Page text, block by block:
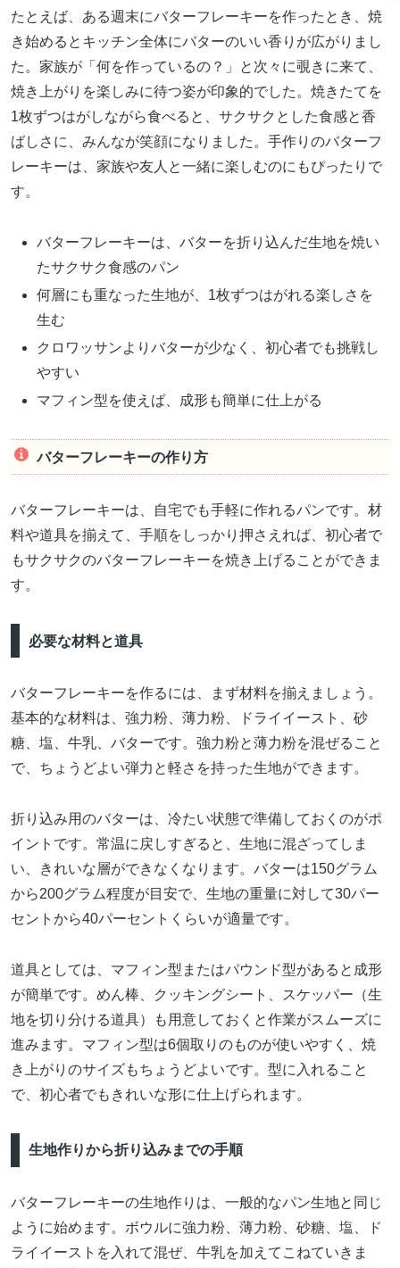
たとえば、ある週末にバターフレーキーを作ったとき、焼
き始めるとキッチン全体にバターのいい香りが広がりまし
た。家族が「何を作っているの？」と次々に覗きに来て、
焼き上がりを楽しみに待つ姿が印象的でした。焼きたてを
1枚ずつはがしながら食べると、サクサクとした食感と香
ばしさに、みんなが笑顔になりました。手作りのバターフ
レーキーは、家族や友人と一緒に楽しむのにもぴったりで
す。
バターフレーキーは、バターを折り込んだ生地を焼い
たサクサク食感のパン
何層にも重なった生地が、1枚ずつはがれる楽しさを
生む
クロワッサンよりバターが少なく、初心者でも挑戦し
やすい
マフィン型を使えば、成形も簡単に仕上がる
バターフレーキーの作り方
バターフレーキーは、自宅でも手軽に作れるパンです。材
料や道具を揃えて、手順をしっかり押さえれば、初心者で
もサクサクのバターフレーキーを焼き上げることができま
す。
必要な材料と道具
バターフレーキーを作るには、まず材料を揃えましょう。
基本的な材料は、強力粉、薄力粉、ドライイースト、砂
糖、塩、牛乳、バターです。強力粉と薄力粉を混ぜること
で、ちょうどよい弾力と軽さを持った生地ができます。
折り込み用のバターは、冷たい状態で準備しておくのがポ
イントです。常温に戻しすぎると、生地に混ざってしま
い、きれいな層ができなくなります。バターは150グラム
から200グラム程度が目安で、生地の重量に対して30パー
セントから40パーセントくらいが適量です。
道具としては、マフィン型またはパウンド型があると成形
が簡単です。めん棒、クッキングシート、スケッパー（生
地を切り分ける道具）も用意しておくと作業がスムーズに
進みます。マフィン型は6個取りのものが使いやすく、焼
き上がりのサイズもちょうどよいです。型に入れること
で、初心者でもきれいな形に仕上げられます。
生地作りから折り込みまでの手順
バターフレーキーの生地作りは、一般的なパン生地と同じ
ように始めます。ボウルに強力粉、薄力粉、砂糖、塩、ド
ライイーストを入れて混ぜ、牛乳を加えてこねていきま